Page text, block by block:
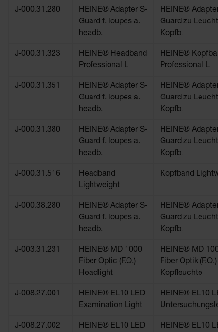
J-000.31.280
HEINE® Adapter S-
Guard f. loupes a.
headb.
HEINE®
Guard zu
Kopfb.
J-000.31.323
HEINE® Headband
Professional L
HEINE®
Professional L
J-000.31.351
HEINE® Adapter S-
Guard f. loupes a.
headb.
HEINE®
Guard zu
Kopfb.
J-000.31.380
HEINE® Adapter S-
Guard f. loupes a.
headb.
HEINE®
Guard zu
Kopfb.
J-000.31.516
Headband
Lightweight
Kopfband
J-000.38.280
HEINE® Adapter S-
Guard f. loupes a.
headb.
HEINE®
Guard zu
Kopfb.
J-003.31.231
HEINE® MD 1000
Fiber Optic (F.O.)
Headlight
HEINE® MD
Fiber Optik (F.O.)
Kopfleuchte
J-008.27.001
HEINE® EL10 LED
Examination Light
HEINE® EL10
J-008.27.002
HEINE® EL10 LED
HEINE® EL10